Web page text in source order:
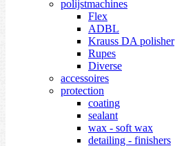
polijstmachines
Flex
ADBL
Krauss DA polisher
Rupes
Diverse
accessoires
protection
coating
sealant
wax - soft wax
detailing - finishers